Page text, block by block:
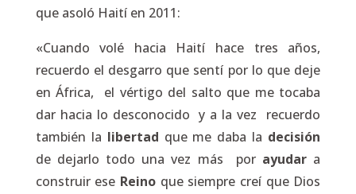
que asoló Haití en 2011:
«Cuando volé hacia Haití hace tres años,
recuerdo el desgarro que sentí por lo que deje
en África, el vértigo del salto que me tocaba
dar hacia lo desconocido y a la vez recuerdo
también la libertad que me daba la decisión
de dejarlo todo una vez más por ayudar a
construir ese Reino que siempre creí que Dios